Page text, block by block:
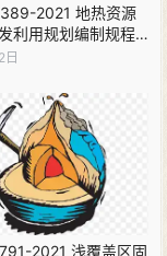
2021 地热资源
利用规划编制规程
日
2021 浅覆盖区固